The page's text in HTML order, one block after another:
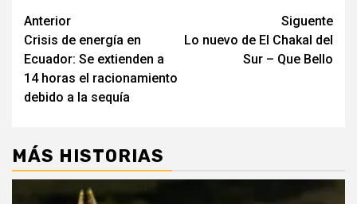
Post
navigation
Anterior
Crisis de energía en
Ecuador: Se extienden a
14 horas el racionamiento
debido a la sequía
Siguente
Lo nuevo de El Chakal del
Sur – Que Bello
MÁS HISTORIAS